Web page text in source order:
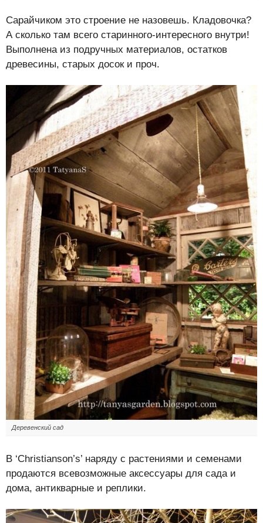
Сарайчиком это строение не назовешь. Кладовочка?
А сколько там всего старинного-интересного внутри!
Выполнена из подручных материалов, остатков
древесины, старых досок и проч.
Деревенский сад
В ‘Christianson’s’ наряду с растениями и семенами
продаются всевозможные аксессуары для сада и
дома, антикварные и реплики.